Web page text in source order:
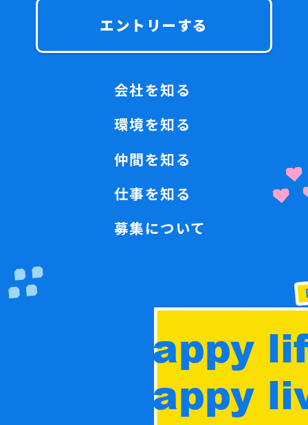
エントリーする
会社を知る
環境を知る
仲間を知る
仕事を知る
募集について
Happy
Happy